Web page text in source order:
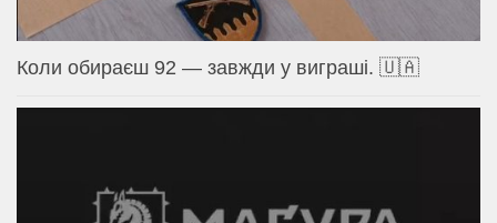
Коли обираєш 92 — завжди у виграші. 🇺🇦